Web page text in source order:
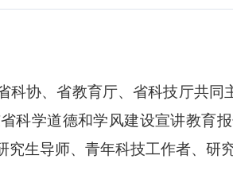
协、省教育厅、省科技厅共同
科学道德和学风建设宣讲教育
究生导师、青年科技工作者、研